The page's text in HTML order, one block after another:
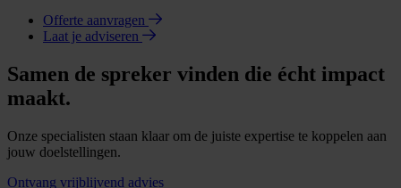
Offerte aanvragen
Laat je adviseren
Samen de spreker vinden die écht impact
maakt.
Onze specialisten staan klaar om de juiste expertise te koppelen aan
jouw doelstellingen.
Ontvang vrijblijvend advies